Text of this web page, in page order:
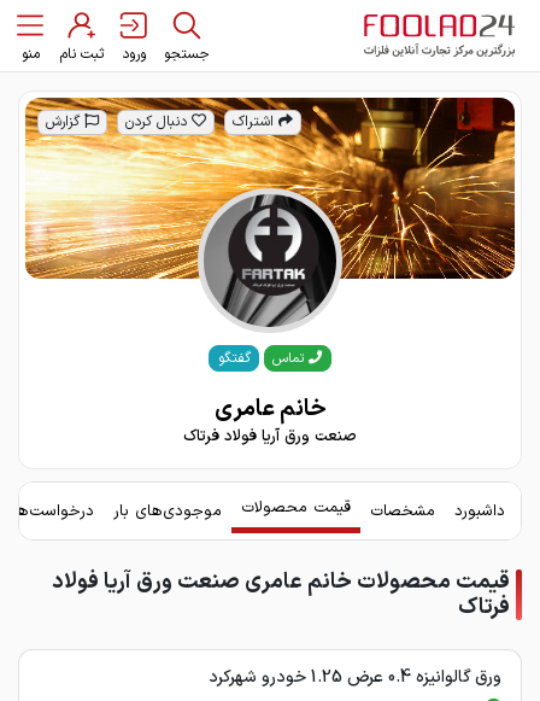
جستجو ورود ثبت نام منو
اشتراک دنبال کردن گزارش
تماس گفتگو
خانم عامری
صنعت ورق آریا فولاد فرتاک
داشبورد مشخصات قیمت محصولات موجودی‌های بار
قیمت محصولات خانم عامری صنعت ورق آریا فولاد
فرتاک
ورق گالوانیزه 0.4 عرض 1.25 خودرو شهرکرد